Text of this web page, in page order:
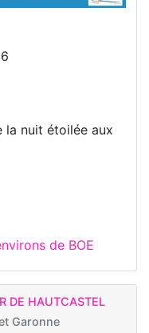
la nuit étoilée aux
de BOE
DE HAUTCASTEL
Garonne